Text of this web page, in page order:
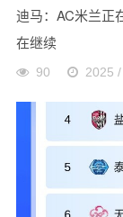
迪马：AC米兰正
在继续
90 2025